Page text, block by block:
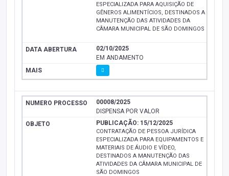
ESPECIALIZADA PARA AQUISIÇÃO DE
GÊNEROS ALIMENTÍCIOS, DESTINADOS A
MANUTENÇÃO DAS ATIVIDADES DA
CÂMARA MUNICIPAL DE SÃO DOMINGOS
02/10/2025
EM ANDAMENTO
00008/2025
DISPENSA POR VALOR
PUBLICAÇÃO: 15/12/2025
CONTRATAÇÃO DE PESSOA JURÍDICA
ESPECIALIZADA PARA EQUIPAMENTOS E
MATERIAIS DE ÁUDIO E VÍDEO,
DESTINADOS A MANUTENÇÃO DAS
ATIVIDADES DA CÂMARA MUNICIPAL DE
SÃO DOMINGOS